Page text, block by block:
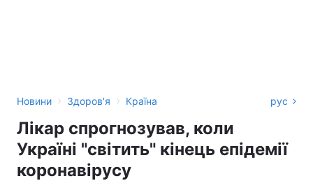
Новини › Здоров'я › Країна рус
Лікар спрогнозував, коли
Україні "світить" кінець епідемії
коронавірусу